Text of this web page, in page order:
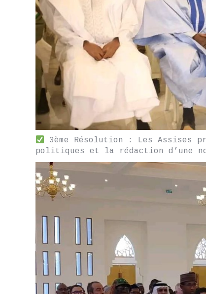
3ème Résolution : Les Assises
politiques et la rédaction d’une